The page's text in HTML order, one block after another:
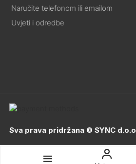
Naručite telefonom ili emailom
Uvjeti i odredbe
Sva prava pridržana © SYNC d.o.o